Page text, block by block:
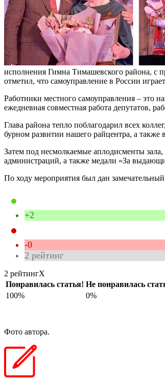
исполнения Гимна Тимашевского района, с
отметил, что самоуправление в России
Работники местного самоуправления – это
ежедневная совместная работа депутатов,
Глава района тепло поблагодарил всех
бурном развитии нашего райцентра, а также
Затем под несмолкаемые аплодисменты
администраций, а также медали «За
По ходу мероприятия был дан
+2
-0
2 рейтинг
2 рейтингX
Понравилась статья! Не понравилась
100%
0%
Фото автора.